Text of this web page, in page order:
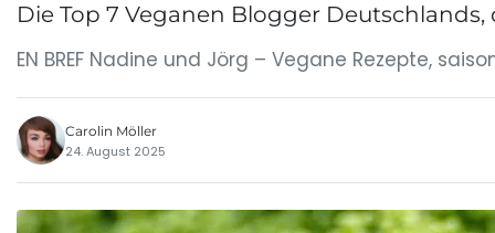
Die Top 7 Veganen Blogger
EN BREF Nadine und Jörg – Vegane Rezepte,
Carolin Möller
24. August 2025